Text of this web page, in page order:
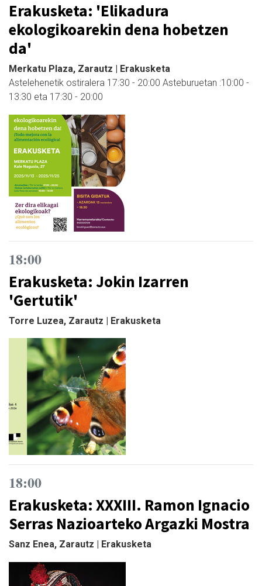
Erakusketa: 'Elikadura
ekologikoarekin dena hobetzen
da'
Merkatu Plaza, Zarautz | Erakusketa
Astelehenetik ostiralera 17:30 - 20:00 Asteburuetan :10:00 -
13:30 eta 17:30 - 20:00
18:00
Erakusketa: Jokin Izarren
'Gertutik'
Torre Luzea, Zarautz | Erakusketa
18:00
Erakusketa: XXXIII. Ramon Ignacio
Serras Nazioarteko Argazki Mostra
Sanz Enea, Zarautz | Erakusketa